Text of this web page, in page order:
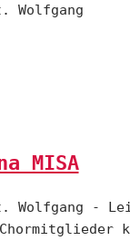
Wolfgang
MISA
Wolfgang -